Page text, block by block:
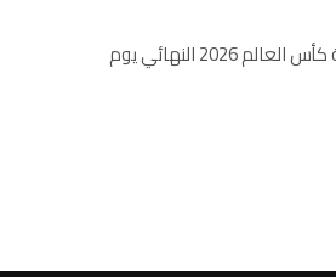
تغلبت إسبانيا المصممة على منتخب الأرجنتين العنيد لتفوز بالبطولة كأس العالم 2026 النهائي يوم